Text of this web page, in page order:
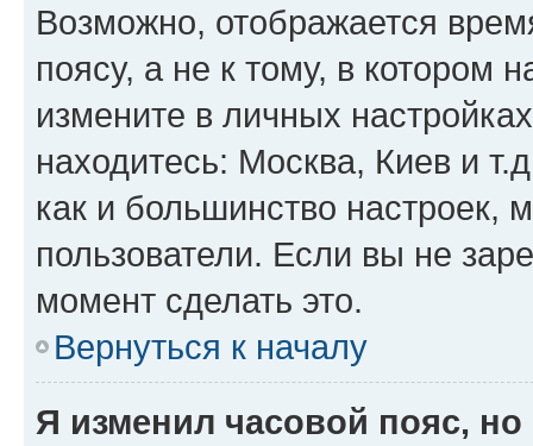
Возможно, отображается
поясу, а не к тому, в котором
измените в личных
находитесь: Москва, Киев и
как и большинство настроек,
пользователи. Если вы не
момент сделать это.
Вернуться к началу
Я изменил часовой пояс,